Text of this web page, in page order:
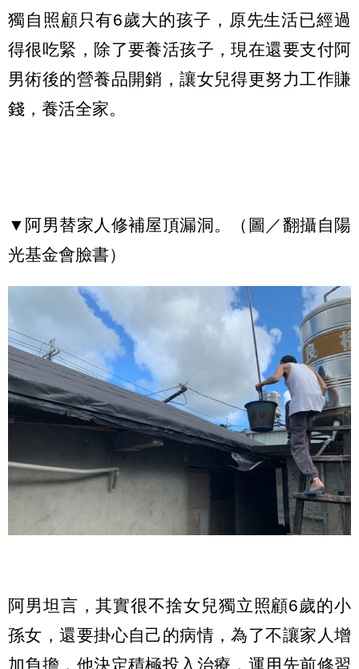
獨自照顧只有6歲大的孩子，原先生活已經過
得很吃緊，除了要養活孩子，現在還要支付阿
男術後的營養品開銷，讓女兒得更努力工作賺
錢，養活全家。
▼阿男替家人修補屋頂漏洞。（圖／翻攝自陽
光基金會臉書）
阿男坦言，其實很不捨女兒獨立照顧6歲的小
孫女，還要掛心自己的病情，為了不讓家人增
加負擔，他決定積極投入治療，運用先前修習